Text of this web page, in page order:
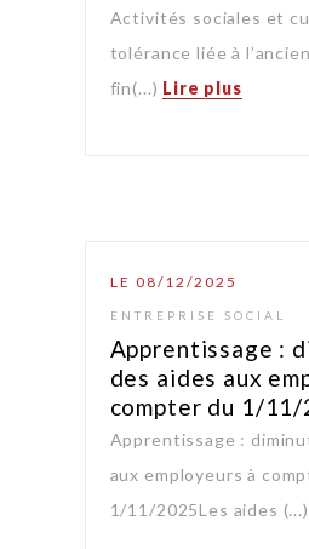
Activités sociales et
tolérance liée à
fin(...) Lire plus
LE 08/12/2025
ENTREPRISE SOCIAL
Apprentissage :
des aides aux
compter du 1/11/
Apprentissage :
aux employeurs à
1/11/2025Les aides (...)